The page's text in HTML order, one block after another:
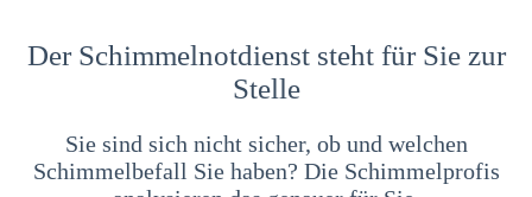
Der Schimmelnotdienst steht für Sie zur
Stelle
Sie sind sich nicht sicher, ob und welchen
Schimmelbefall Sie haben? Die Schimmelprofis